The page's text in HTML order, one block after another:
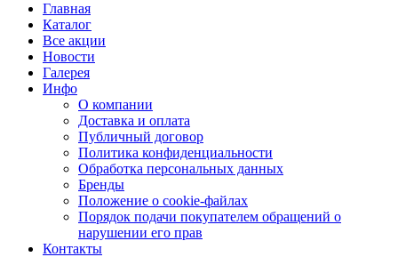
Главная
Каталог
Все акции
Новости
Галерея
Инфо
О компании
Доставка и оплата
Публичный договор
Политика конфиденциальности
Обработка персональных данных
Бренды
Положение о cookie-файлах
Порядок подачи покупателем обращений о
нарушении его прав
Контакты